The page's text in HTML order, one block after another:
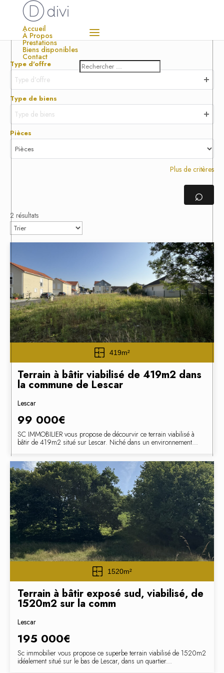
Accueil
À Propos
Prestations
Biens disponibles
Contact
Type d'offre
Type d'offre
Type de biens
Type de biens
Pièces
Plus de critères
⌕
2 résultats
419m²
Terrain à bâtir viabilisé de 419m2 dans
la commune de Lescar
Lescar
99 000€
SC IMMOBILIER vous propose de décourvir ce terrain viabilisé à
bâtir de 419m2 situé sur Lescar. Niché dans un environnement...
1520m²
Terrain à bâtir exposé sud, viabilisé, de
1520m2 sur la comm
Lescar
195 000€
Sc immobilier vous propose ce superbe terrain viabilisé de 1520m2
idéalement situé sur le bas de Lescar, dans un quartier...